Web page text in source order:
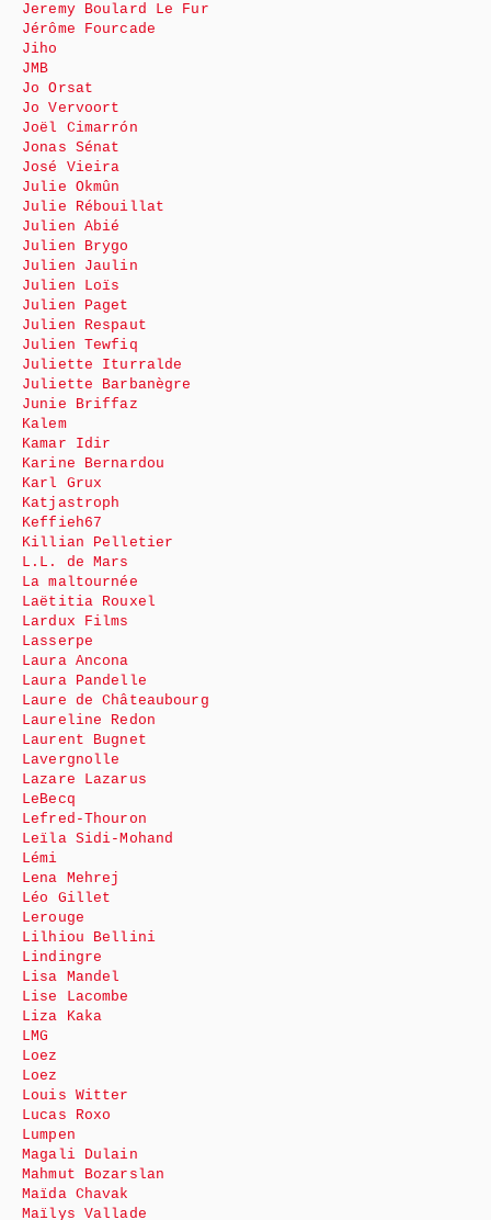
Jeremy Boulard Le Fur
Jérôme Fourcade
Jiho
JMB
Jo Orsat
Jo Vervoort
Joël Cimarrón
Jonas Sénat
José Vieira
Julie Okmûn
Julie Rébouillat
Julien Abié
Julien Brygo
Julien Jaulin
Julien Loïs
Julien Paget
Julien Respaut
Julien Tewfiq
Juliette Iturralde
Juliette Barbanègre
Junie Briffaz
Kalem
Kamar Idir
Karine Bernardou
Karl Grux
Katjastroph
Keffieh67
Killian Pelletier
L.L. de Mars
La maltournée
Laëtitia Rouxel
Lardux Films
Lasserpe
Laura Ancona
Laura Pandelle
Laure de Châteaubourg
Laureline Redon
Laurent Bugnet
Lavergnolle
Lazare Lazarus
LeBecq
Lefred-Thouron
Leïla Sidi-Mohand
Lémi
Lena Mehrej
Léo Gillet
Lerouge
Lilhiou Bellini
Lindingre
Lisa Mandel
Lise Lacombe
Liza Kaka
LMG
Loez
Loez
Louis Witter
Lucas Roxo
Lumpen
Magali Dulain
Mahmut Bozarslan
Maïda Chavak
Maïlys Vallade